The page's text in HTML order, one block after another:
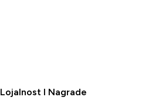
Lojalnost I Nagrade